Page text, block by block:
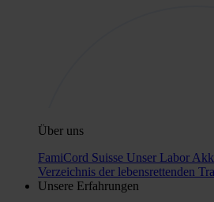
Über uns
FamiCord Suisse Unser Labor
Verzeichnis der lebensrettenden
Unsere Erfahrungen